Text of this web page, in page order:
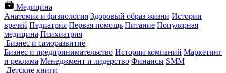
Медицина
Анатомия и физиология Здоровый образ жизни Истории
врачей Педиатрия Первая помощь Питание Популярная
медицина Психиатрия
Бизнес и саморазвитие
Бизнес и предпринимательство Истории компаний Маркетинг
и реклама Менеджмент и лидерство Финансы SMM
Детские книги